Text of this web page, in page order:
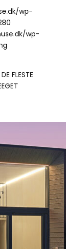
wp-
wp-
FLESTE